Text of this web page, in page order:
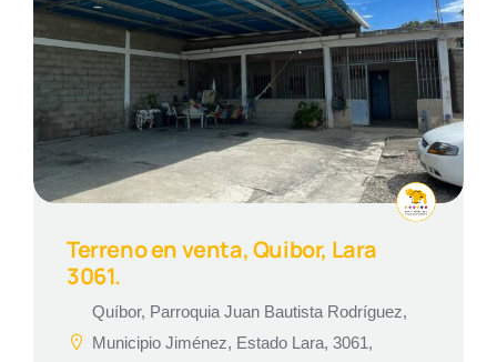
Terreno en venta, Quibor, Lara
3061.
Quíbor, Parroquia Juan Bautista Rodríguez,
Municipio Jiménez, Estado Lara, 3061,